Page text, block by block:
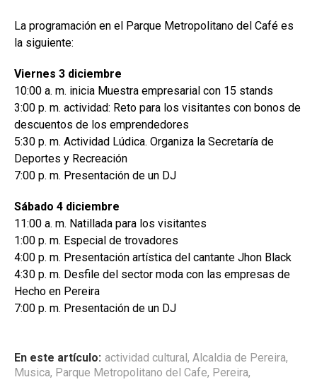
La programación en el Parque Metropolitano del Café es
la siguiente:
Viernes 3 diciembre
10:00 a. m. inicia Muestra empresarial con 15 stands
3:00 p. m. actividad: Reto para los visitantes con bonos de
descuentos de los emprendedores
5:30 p. m. Actividad Lúdica. Organiza la Secretaría de
Deportes y Recreación
7:00 p. m. Presentación de un DJ
Sábado 4 diciembre
11:00 a. m. Natillada para los visitantes
1:00 p. m. Especial de trovadores
4:00 p. m. Presentación artística del cantante Jhon Black
4:30 p. m. Desfile del sector moda con las empresas de
Hecho en Pereira
7:00 p. m. Presentación de un DJ
En este artículo: actividad cultural, Alcaldia de Pereira,
Musica, Parque Metropolitano del Cafe, Pereira,